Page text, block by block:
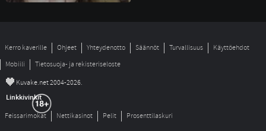
Kerro kaverille Ohjeet Yhteydenotto Säännöt Turvallisuus
Käyttöehdot
Mobiili
Tietosuoja- ja rekisteriseloste
© Kuvake.net 2004-2026.
Linkkivinkit
Feissarimokat Nettikasinot Pelit Prosenttilaskuri